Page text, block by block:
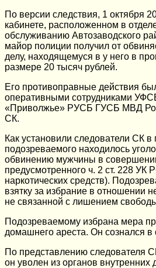
По версии следствия, 1 октября
кабинете, расположенном в
обслуживанию Автозаводского
майор полиции получил от
делу, находящемуся в у него в
размере 20 тысяч рублей.
Его противоправные действия
оперативными сотрудниками
«Приволжье» РУСБ ГУСБ МВД
СК.
Как установили следователи СК в
подозреваемого находилось
обвинению мужчины в
предусмотренного ч. 2 ст. 228 УК
наркотических средств).
взятку за избрание в отношении
не связанной с лишением
Подозреваемому избрана мера
домашнего ареста. Он сознался в
По представлению следователя
он уволен из органов внутренних